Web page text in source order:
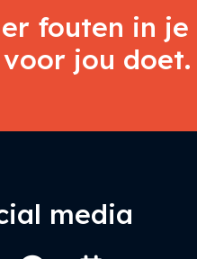
fouten in je
jou doet.
media